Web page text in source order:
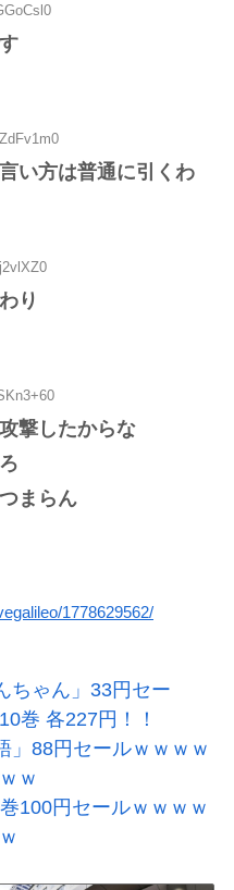
い方は普通に引くわ
り
撃したからな
まらん
1778629562/
ちゃん」33円セー
巻 各227円！！
」88円セールｗｗｗｗ
ｗ
100円セールｗｗｗｗ